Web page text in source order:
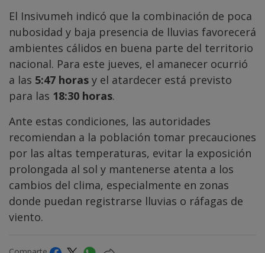
El Insivumeh indicó que la combinación de poca
nubosidad y baja presencia de lluvias favorecerá
ambientes cálidos en buena parte del territorio
nacional. Para este jueves, el amanecer ocurrió
a las 5:47 horas y el atardecer está previsto
para las 18:30 horas.
Ante estas condiciones, las autoridades
recomiendan a la población tomar precauciones
por las altas temperaturas, evitar la exposición
prolongada al sol y mantenerse atenta a los
cambios del clima, especialmente en zonas
donde puedan registrarse lluvias o ráfagas de
viento.